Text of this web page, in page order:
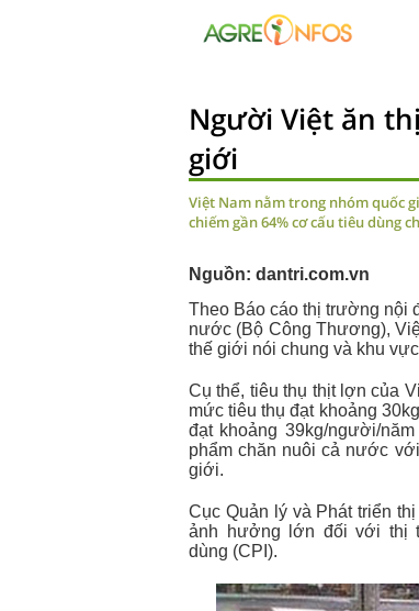
Người Việt ăn
giới
Việt Nam nằm trong nhóm quốc
chiếm gần 64% cơ cấu tiêu dùng
Nguồn: dantri.com.vn
Theo Báo cáo thị trường nội
nước (Bộ Công Thương),
thế giới nói chung và khu
Cụ thể, tiêu thụ thịt lợn của
mức tiêu thụ đạt khoảng
đạt khoảng 39kg/người/
phẩm chăn nuôi cả nước
giới.
Cục Quản lý và Phát triển
ảnh hưởng lớn đối với thị
dùng (CPI).